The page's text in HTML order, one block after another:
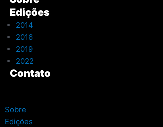
Edições
2014
2016
2019
2022
Contato
Sobre
Edições